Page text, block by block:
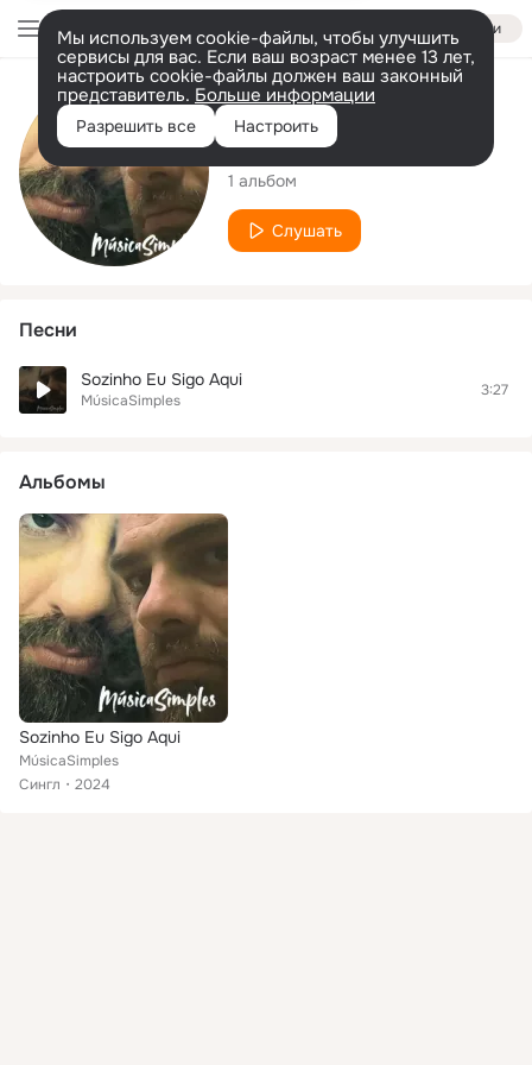
Войти
Мы используем cookie-файлы, чтобы улучшить
сервисы для вас. Если ваш возраст менее 13 лет,
настроить cookie-файлы должен ваш законный
представитель. Больше информации
Разрешить все Настроить
Исполнитель
MúsicaSimples
1 альбом
Слушать
Песни
Sozinho Eu Sigo Aqui
MúsicaSimples
3:27
Альбомы
Sozinho Eu Sigo Aqui
MúsicaSimples
Сингл
2024